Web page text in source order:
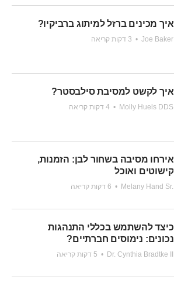
איך מכינים ברזל למיתוג ברביקיו?
Joe Baker
•
איך לקשט למסיבת סילבסטר?
Molly Huels DDS
•
אירחו מסיבה בשחור לבן: הזמנות,
קישוטים ואוכל
Melany Hand Sr.
•
כיצד להשתמש בכללי התנהגות
נכונים: נימוסים חברתיים?
Dr. Cynthia Bradtke II
•